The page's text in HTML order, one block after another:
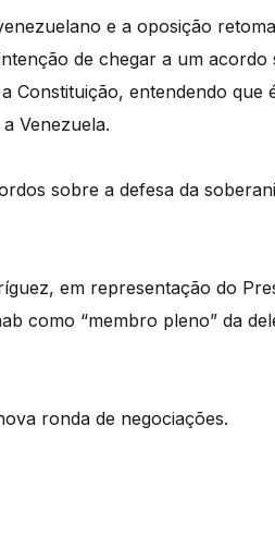
e a oposição
de chegar a um
Constituição, entendendo que
Venezuela.
sobre a defesa da
em representação do
como “membro pleno” da
ronda de negociações.